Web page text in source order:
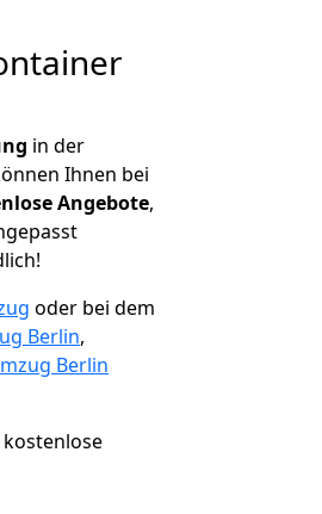
in der
Ihnen bei
Angebote,
oder bei dem
Berlin,
Berlin